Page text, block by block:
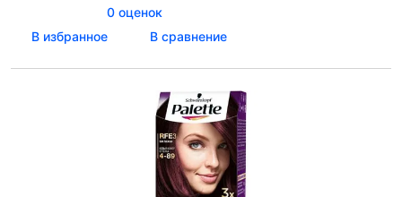
0 оценок
В избранное
В сравнение